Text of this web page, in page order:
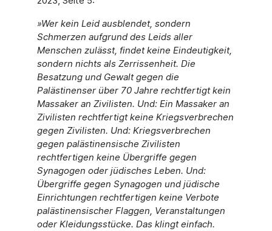
»Wer kein Leid ausblendet, sondern
Schmerzen aufgrund des Leids aller
Menschen zulässt, findet keine Eindeutigkeit,
sondern nichts als Zerrissenheit. Die
Besatzung und Gewalt gegen die
Palästinenser über 70 Jahre rechtfertigt kein
Massaker an Zivilisten. Und: Ein Massaker an
Zivilisten rechtfertigt keine Kriegsverbrechen
gegen Zivilisten. Und: Kriegsverbrechen
gegen palästinensische Zivilisten
rechtfertigen keine Übergriffe gegen
Synagogen oder jüdisches Leben. Und:
Übergriffe gegen Synagogen und jüdische
Einrichtungen rechtfertigen keine Verbote
palästinensischer Flaggen, Veranstaltungen
oder Kleidungsstücke. Das klingt einfach.